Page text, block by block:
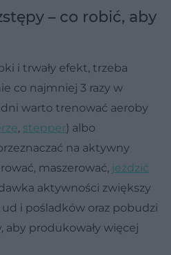
– co robić, aby
i trwały efekt, trzeba
co najmniej 3 razy w
warto trenować aeroby
, stepper) albo
na aktywny
maszerować, jeździć
aktywności zwiększy
i pośladków oraz pobudzi
aby produkowały więcej